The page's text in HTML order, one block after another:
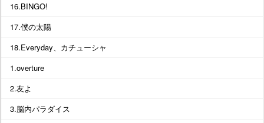
16.BINGO!
17.僕の太陽
18.Everyday、カチューシャ
1.overture
2.友よ
3.脳内パラダイス